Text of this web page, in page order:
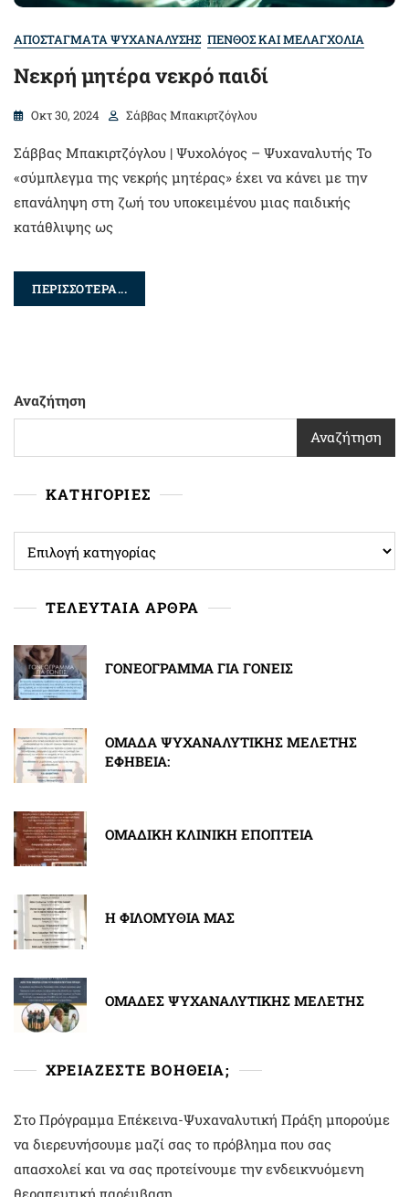
ΑΠΟΣΤΑΓΜΑΤΑ ΨΥΧΑΝΑΛΥΣΗΣ ΠΕΝΘΟΣ ΚΑΙ ΜΕΛΑΓΧΟΛΙΑ
Νεκρή μητέρα νεκρό παιδί
Οκτ 30, 2024 Σάββας Μπακιρτζόγλου
Σάββας Μπακιρτζόγλου | Ψυχολόγος – Ψυχαναλυτής Το
«σύμπλεγμα της νεκρής μητέρας» έχει να κάνει με την
επανάληψη στη ζωή του υποκειμένου μιας παιδικής
κατάθλιψης ως
ΠΕΡΙΣΣΟΤΕΡΑ...
Αναζήτηση
Αναζήτηση
ΚΑΤΗΓΟΡΙΕΣ
ΤΕΛΕΥΤΑΙΑ ΑΡΘΡΑ
ΓΟΝΕΟΓΡΑΜΜΑ ΓΙΑ ΓΟΝΕΙΣ
ΟΜΑΔΑ ΨΥΧΑΝΑΛΥΤΙΚΗΣ ΜΕΛΕΤΗΣ
ΕΦΗΒΕΙΑ:
ΟΜΑΔΙΚΗ ΚΛΙΝΙΚΗ ΕΠΟΠΤΕΙΑ
Η ΦΙΛΟΜΥΘΙΑ ΜΑΣ
ΟΜΑΔΕΣ ΨΥΧΑΝΑΛΥΤΙΚΗΣ ΜΕΛΕΤΗΣ
ΧΡΕΙΑΖΕΣΤΕ ΒΟΗΘΕΙΑ;
Στο Πρόγραμμα Επέκεινα-Ψυχαναλυτική Πράξη μπορούμε
να διερευνήσουμε μαζί σας το πρόβλημα που σας
απασχολεί και να σας προτείνουμε την ενδεικνυόμενη
θεραπευτική παρέμβαση.